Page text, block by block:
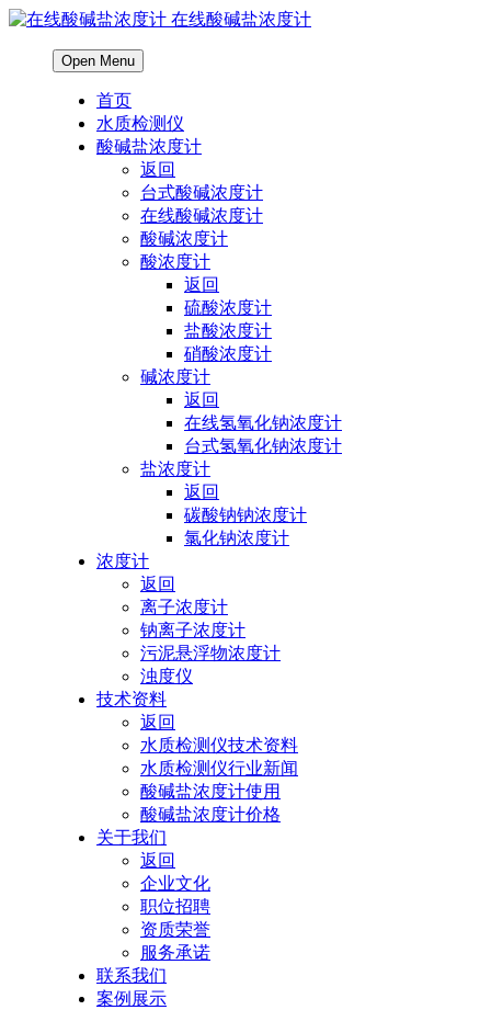
在线酸碱盐浓度计
Open Menu
首页
水质检测仪
酸碱盐浓度计
返回
台式酸碱浓度计
在线酸碱浓度计
酸碱浓度计
酸浓度计
返回
硫酸浓度计
盐酸浓度计
硝酸浓度计
碱浓度计
返回
在线氢氧化钠浓度计
台式氢氧化钠浓度计
盐浓度计
返回
碳酸钠钠浓度计
氯化钠浓度计
浓度计
返回
离子浓度计
钠离子浓度计
污泥悬浮物浓度计
浊度仪
技术资料
返回
水质检测仪技术资料
水质检测仪行业新闻
酸碱盐浓度计使用
酸碱盐浓度计价格
关于我们
返回
企业文化
职位招聘
资质荣誉
服务承诺
联系我们
案例展示